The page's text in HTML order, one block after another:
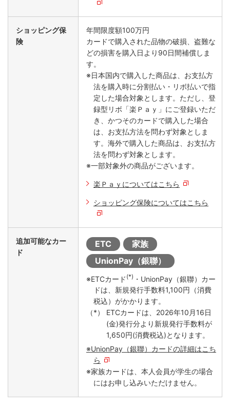
ショッピング保
険
年間限度額100万円
カードで購入された品物の破損、盗難な
どの損害を購入日より90日間補償しま
す。
※日本国内で購入した商品は、お支払方
法を購入時に分割払い・リボ払いで指
定した場合対象とします。ただし、登
録型リボ「楽Ｐａｙ」にご登録いただ
き、かつそのカードで購入した場合
は、お支払方法を問わず対象としま
す。海外で購入した商品は、お支払方
法を問わず対象とします。
※一部対象外の商品がございます。
楽Ｐａｙについてはこちら
ショッピング保険についてはこちら
追加可能なカー
ド
ETC
家族
UnionPay（銀聯）
※ETCカード (*) ・UnionPay（銀聯）カー
ドは、新規発行手数料1,100円（消費
税込）がかかります。
ETCカードは、2026年10月16日
(金)発行分より新規発行手数料が
1,650円(消費税込)となります。
※UnionPay（銀聯）カードの詳細はこち
ら
※家族カードは、本人会員が学生の場合
にはお申し込みいただけません。